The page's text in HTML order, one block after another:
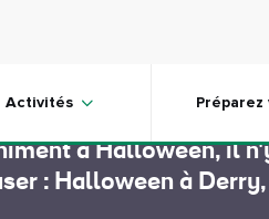
Activités
à Halloween, il
: Halloween à